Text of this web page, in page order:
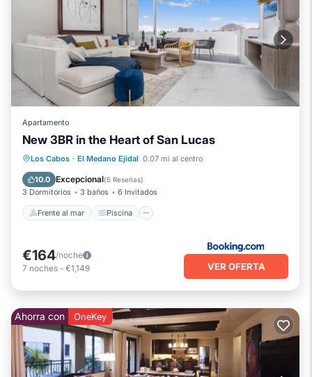
Apartamento
New 3BR in the Heart of San Lucas
Los Cabos · El Medano Ejidal 0.07 mi al centro
10.0 Excepcional(5 Reseñas)
3 Dormitorios 3 baños 6 Invitados
Frente al mar Piscina
Frente al mar Piscina
Vista al mar
Vistas
€164/noche
7 noches - €1,149 VER OFERTA
Ahorra con OneKey